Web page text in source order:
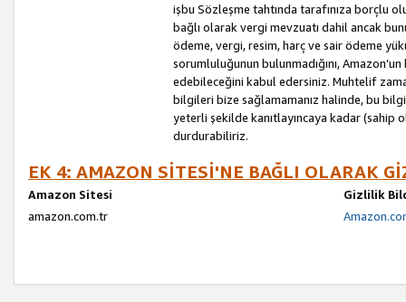
işbu Sözleşme tahtında tarafınıza borçlu
bağlı olarak vergi mevzuatı dahil ancak
ödeme, vergi, resim, harç ve sair ödeme
sorumluluğunun bulunmadığını,
edebileceğini kabul edersiniz. Muhtelif
bilgileri bize sağlamamanız halinde, bu
yeterli şekilde kanıtlayıncaya kadar
durdurabiliriz.
EK 4: AMAZON SİTESİ'NE BAĞLI OLARAK
Amazon Sitesi
Gizlilik
amazon.com.tr